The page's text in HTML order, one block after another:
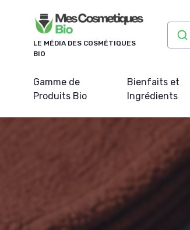
LE MÉDIA DES COSMÉTIQUES
BIO
Gamme de
Produits Bio
Bienfaits et
Ingrédients